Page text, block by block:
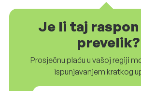
Je li taj
prevelik?
Prosječnu plaću u vašoj regiji
ispunjavanjem kratkog